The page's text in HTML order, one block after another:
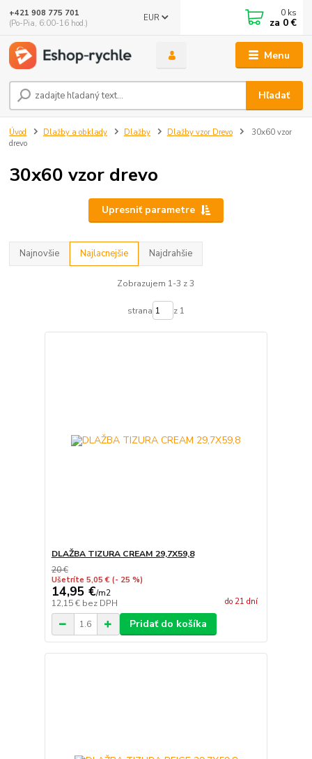
Menu
EUR
Hľadať
+421 908 775 701
(Po-Pia, 6:00-16 hod.)
0 ks
za 0 €
Úvod Dlažby a obklady Dlažby Dlažby vzor Drevo
30x60 vzor
drevo
30x60 vzor drevo
Upresniť parametre
Najnovšie Najlacnejšie Najdrahšie
Zobrazujem 1-3 z 3
strana z 1
DLAŽBA TIZURA CREAM 29,7X59,8
20 €
Ušetríte 5,05 € (- 25 %)
14,95 €/m2
12,15 € bez DPH do 21 dní
Pridať do košíka